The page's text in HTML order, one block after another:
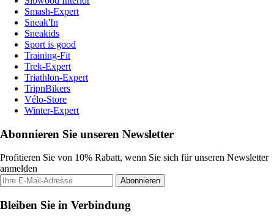
Smash-Expert
Sneak'In
Sneakids
Sport is good
Training-Fit
Trek-Expert
Triathlon-Expert
TripnBikers
Vélo-Store
Winter-Expert
Abonnieren Sie unseren Newsletter
Profitieren Sie von 10% Rabatt, wenn Sie sich für unseren Newsletter
anmelden
Abonnieren
Bleiben Sie in Verbindung